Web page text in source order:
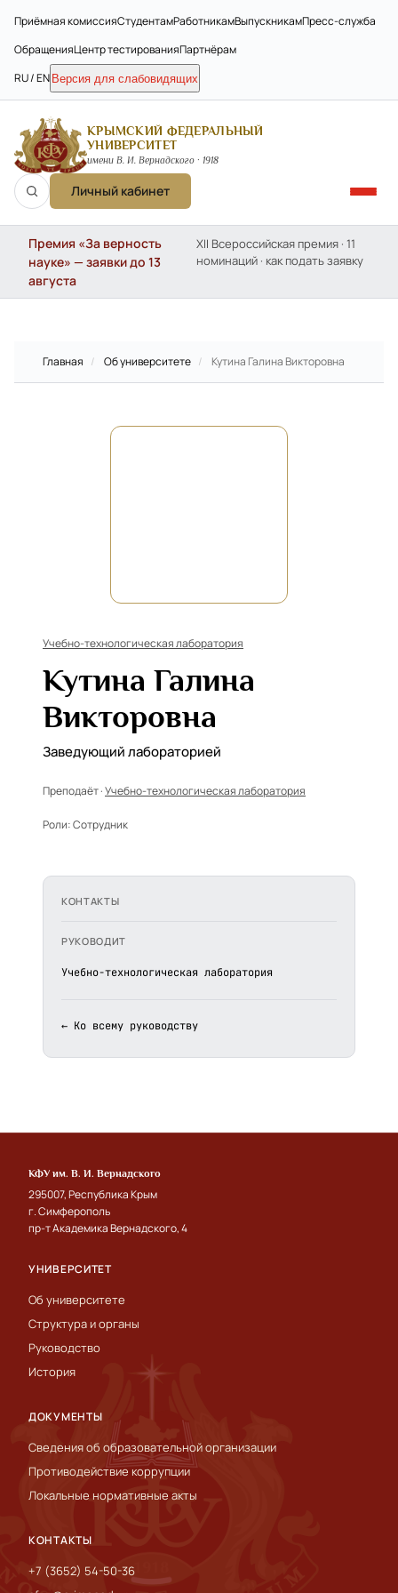
Приёмная комиссияСтудентамРаботникамВыпускникамПресс-служба
ОбращенияЦентр тестированияПартнёрам
RU / EN Версия для слабовидящих
КРЫМСКИЙ ФЕДЕРАЛЬНЫЙ
УНИВЕРСИТЕТ
имени В. И. Вернадского · 1918
Личный кабинет
Премия «За верность
науке» — заявки до 13
августа
XII Всероссийская премия · 11
номинаций · как подать заявку
Главная / Об университете / Кутина Галина Викторовна
Учебно-технологическая лаборатория
Кутина Галина
Викторовна
Заведующий лабораторией
Преподаёт ·Учебно-технологическая лаборатория
Роли:Сотрудник
КОНТАКТЫ
РУКОВОДИТ
Учебно-технологическая лаборатория
← Ко всему руководству
КФУ им. В. И. Вернадского
295007, Республика Крым
г. Симферополь
пр-т Академика Вернадского, 4
УНИВЕРСИТЕТ
Об университете
Структура и органы
Руководство
История
ДОКУМЕНТЫ
Сведения об образовательной организации
Противодействие коррупции
Локальные нормативные акты
КОНТАКТЫ
+7 (3652) 54-50-36